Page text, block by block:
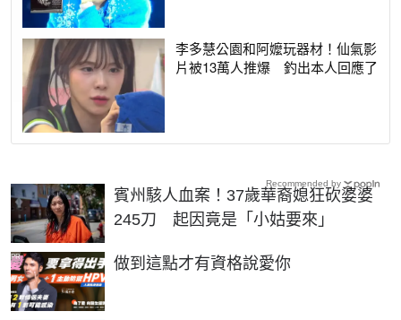
李多慧公園和阿嬤玩器材！仙氣影
片被13萬人推爆 釣出本人回應了
賓州駭人血案！37歲華裔媳狂砍婆婆
245刀 起因竟是「小姑要來」
做到這點才有資格說愛你
PR
Recommended by